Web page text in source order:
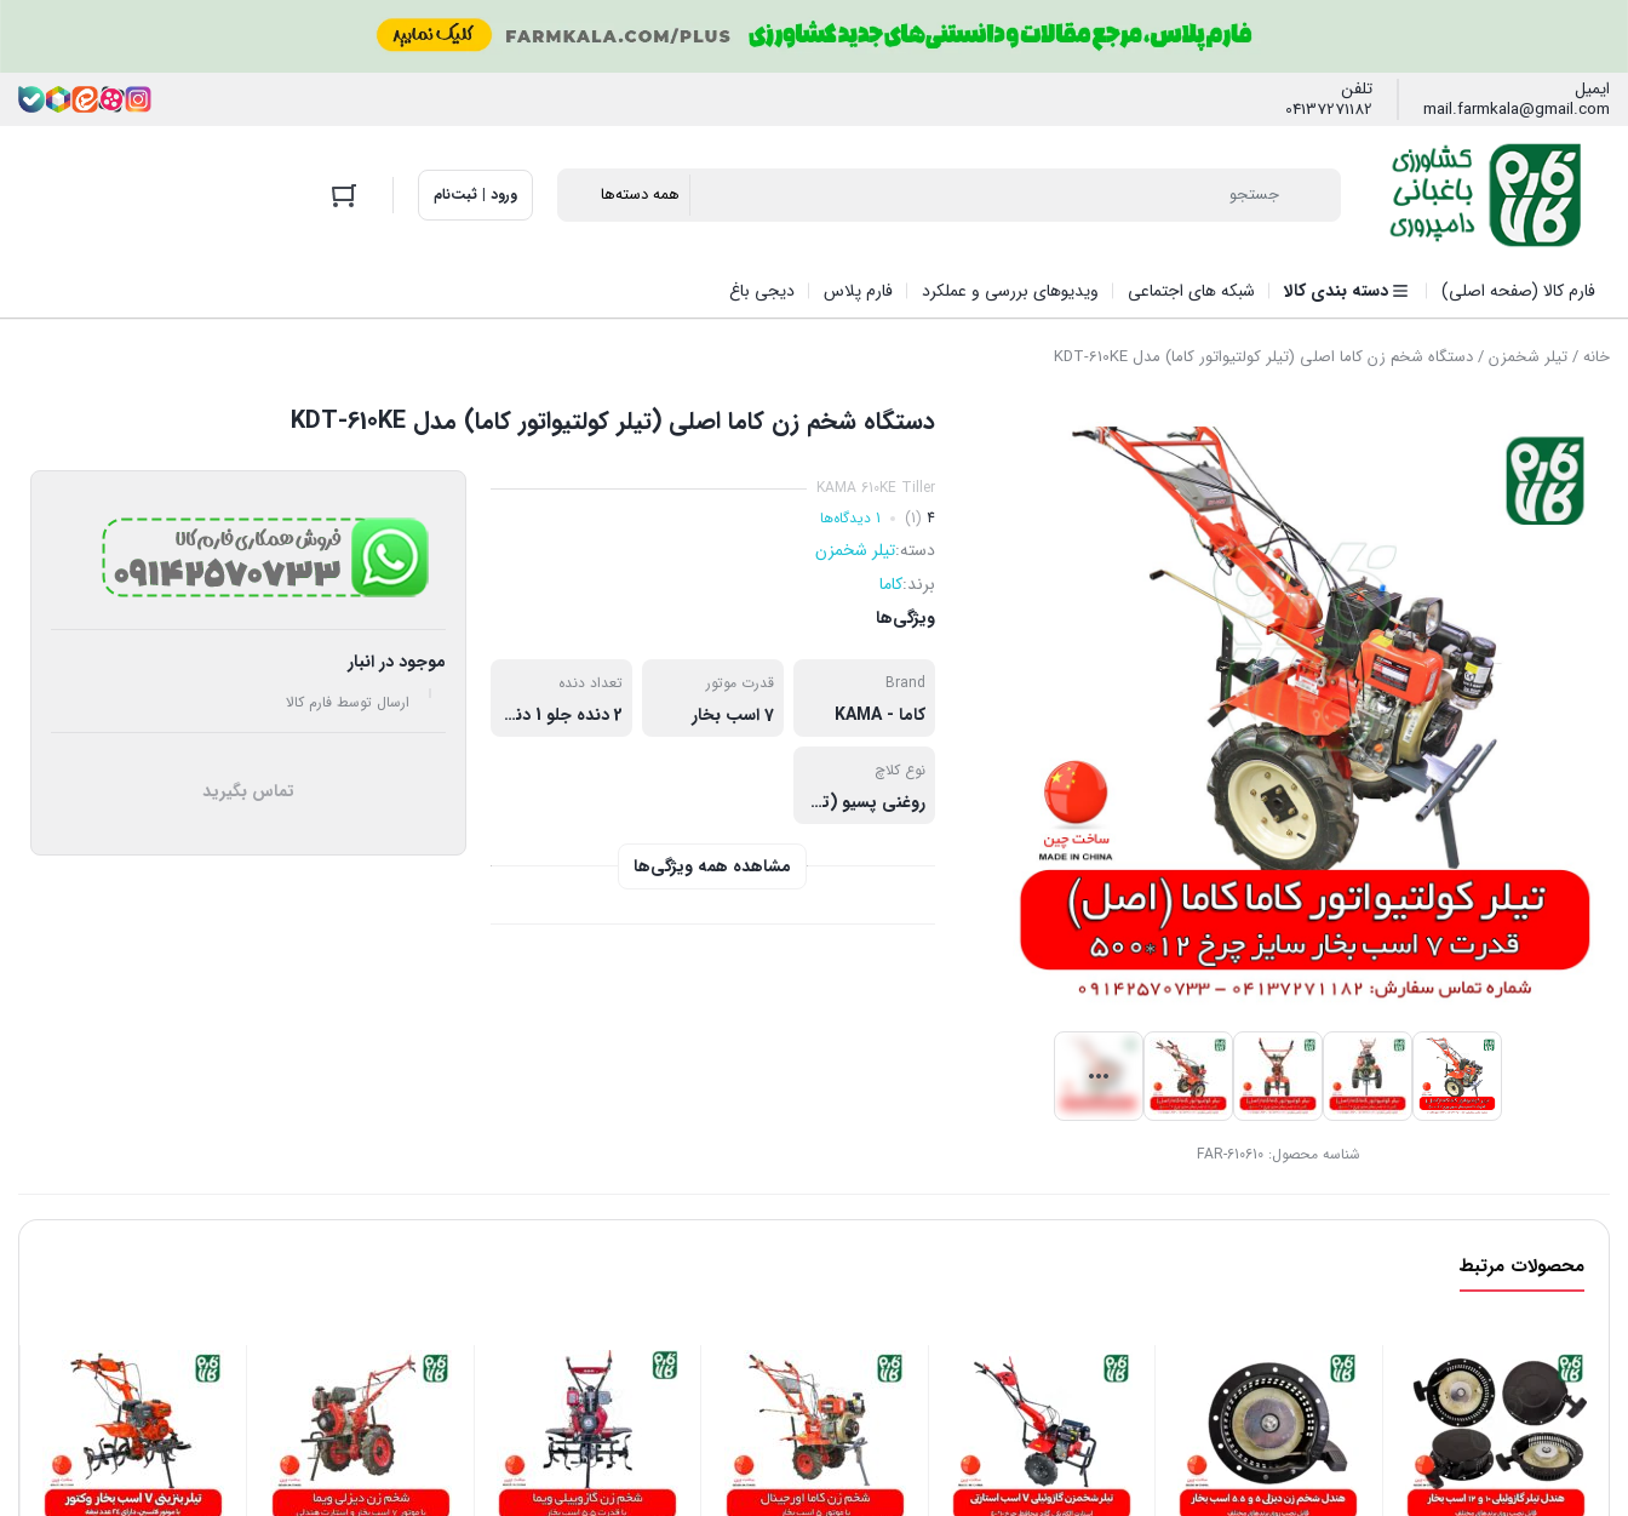
ایمیل
mail.farmkala@gmail.com
تلفن
04137271182
ورود | ثبت‌نام
فارم کالا (صفحه اصلی) دسته بندی کالا شبکه های اجتماعی ویدیوهای بررسی و عملکرد فارم پلاس دیجی باغ
خانه/تیلر شخمزن/ دستگاه شخم زن کاما اصلی (تیلر کولتیواتور کاما) مدل KDT-610KE
شناسه محصول: FAR-610610
دستگاه شخم زن کاما اصلی (تیلر کولتیواتور کاما) مدل KDT-610KE
KAMA 610KE Tiller
4
(1) 1 دیدگاه‌ها
دسته: تیلر شخمزن
برند: کاما
ویژگی‌ها
Brand
کاما - KAMA
قدرت موتور
7 اسب بخار
تعداد دنده
2 دنده جلو 1 دنده عقب
نوع کلاچ
روغنی پسیو (تعویض دنده با گرفتن کلاچ)
مشاهده همه ویژگی‌ها
موجود در انبار
ارسال توسط فارم کالا
تماس بگیرید
محصولات مرتبط